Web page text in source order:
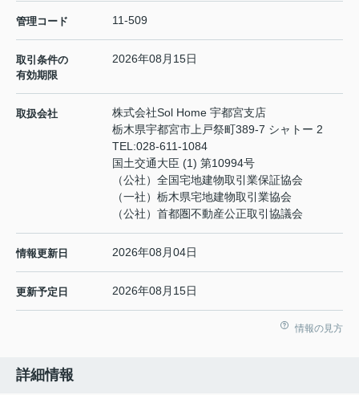
管理コード 11-509
取引条件の
有効期限
2026年08月15日
取扱会社
株式会社Sol Home 宇都宮支店
栃木県宇都宮市上戸祭町389-7 シャトー 2
TEL:028-611-1084
国土交通大臣 (1) 第10994号
（公社）全国宅地建物取引業保証協会
（一社）栃木県宅地建物取引業協会
（公社）首都圏不動産公正取引協議会
情報更新日 2026年08月04日
更新予定日 2026年08月15日
情報の見方
詳細情報